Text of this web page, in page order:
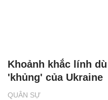
QUÂN SỰ
Khoảnh khắc lính
'khủng' của Ukraine